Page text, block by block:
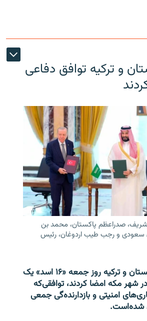
و ترکیه توافق دفاعی
صدراعظم پاکستان، محمد بن
سعودی و رجب طیب اردوغان، رئیس
عربستان سعودی، پاکستان و ترکیه روز جمعه «۱۶ اسد» یک
شهر مکه امضا کردند، توافقی‌که
امنیتی و بازدارنده‌گی جمعی
شده‌است.